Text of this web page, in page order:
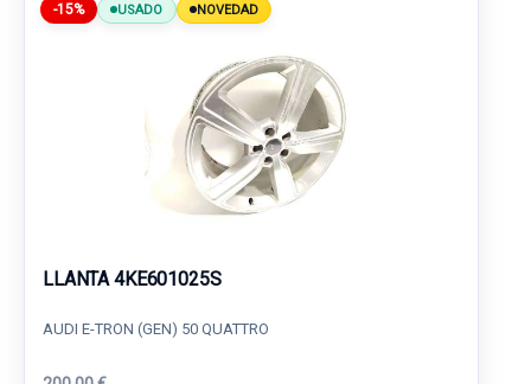
-15% USADO NOVEDAD
LLANTA 4KE601025S
AUDI E-TRON (GEN) 50 QUATTRO